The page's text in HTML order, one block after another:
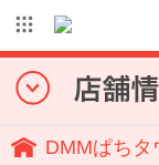
DMMぱちタ